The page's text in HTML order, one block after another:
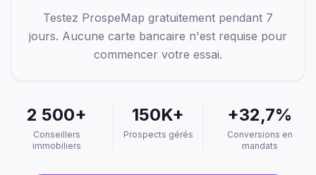
Testez ProspeMap gratuitement pendant 7
jours. Aucune carte bancaire n'est requise pour
commencer votre essai.
2 500+
Conseillers
immobiliers
150K+
Prospects gérés
+32,7%
Conversions en
mandats